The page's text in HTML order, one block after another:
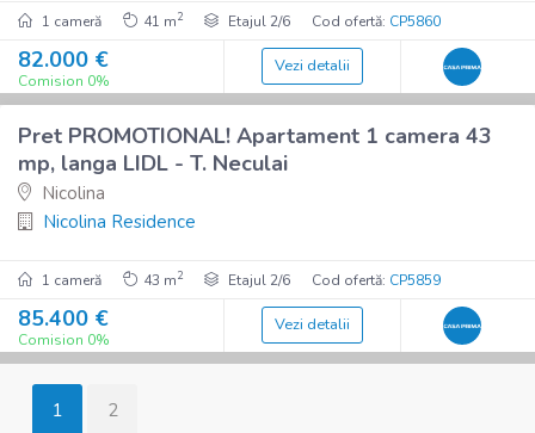
1 cameră 41 m2 Etajul 2/6 Cod ofertă: CP5860
82.000 €
Comision 0%
Vezi detalii
Imobil nou De vânzare
7
Pret PROMOTIONAL! Apartament 1 camera 43
mp, langa LIDL - T. Neculai
Nicolina
Nicolina Residence
1 cameră 43 m2 Etajul 2/6 Cod ofertă: CP5859
85.400 €
Comision 0%
Vezi detalii
1 2